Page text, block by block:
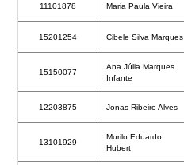
11101878 Maria Paula Vieira
15201254 Cibele Silva Marques
15150077
Ana Júlia Marques
Infante
12203875 Jonas Ribeiro Alves
13101929
Murilo Eduardo
Hubert